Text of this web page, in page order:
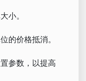
小。
的价格抵消。
参数，以提高